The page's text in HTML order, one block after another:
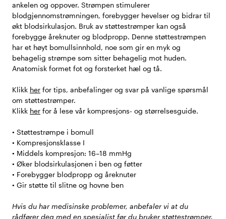
ankelen og oppover. Strømpen stimulerer
blodgjennomstrømningen, forebygger hevelser og bidrar til
økt blodsirkulasjon. Bruk av støttestrømper kan også
forebygge åreknuter og blodpropp. Denne støttestrømpen
har et høyt bomullsinnhold, noe som gir en myk og
behagelig strømpe som sitter behagelig mot huden.
Anatomisk formet fot og forsterket hæl og tå.
Klikk her for tips, anbefalinger og svar på vanlige spørsmål
om støttestrømper.
Klikk her for å lese vår kompresjons- og størrelsesguide.
• Støttestrømpe i bomull
• Kompresjonsklasse I
• Middels kompresjon: 16–18 mmHg
• Øker blodsirkulasjonen i ben og føtter
• Forebygger blodpropp og åreknuter
• Gir støtte til slitne og hovne ben
Hvis du har medisinske problemer, anbefaler vi at du
rådfører deg med en spesialist før du bruker støttestrømper.